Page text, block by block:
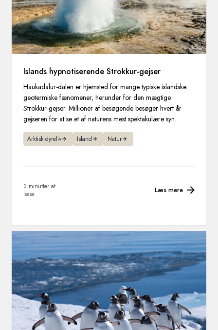
Islands hypnotiserende Strokkur-gejser
Haukadalur-dalen er hjemsted for mange typiske islandske
geotermiske fænomener, herunder for den mægtige
Strokkur-gejser. Millioner af besøgende besøger hvert år
gejseren for at se et af naturens mest spektakulære syn.
Arktisk dyreliv Island Natur
3 minutter at
læse
Læs mere